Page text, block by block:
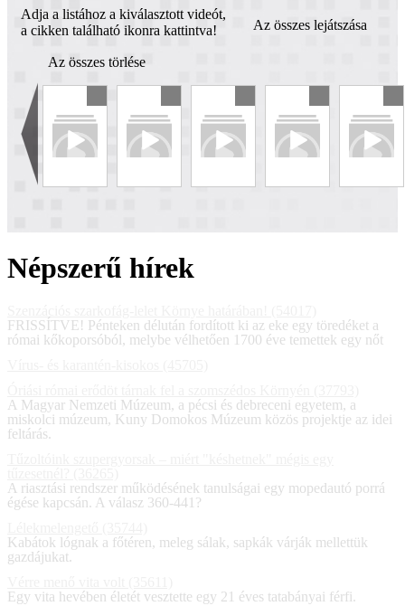
Adja a listához a kiválasztott videót,
a cikken található ikonra kattintva!
Az összes lejátszása
Az összes törlése
Népszerű hírek
FRISSÍTVE! Pénteken délután fordított ki az eke egy töredéket a
római kőkoporsóból, melybe vélhetően 1700 éve temettek egy nőt
A Magyar Nemzeti Múzeum, a pécsi és debreceni egyetem, a
miskolci múzeum, Kuny Domokos Múzeum közös projektje az idei
feltárás.
A riasztási rendszer működésének tanulságai egy mopedautó porrá
égése kapcsán. A válasz 360-441?
Kabátok lógnak a főtéren, meleg sálak, sapkák várják mellettük
gazdájukat.
Egy vita hevében életét vesztette egy 21 éves tatabányai férfi.